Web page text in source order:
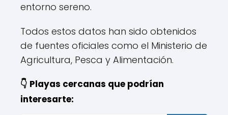
entorno sereno.
Todos estos datos han sido obtenidos
de fuentes oficiales como el Ministerio de
Agricultura, Pesca y Alimentación.
👇 Playas cercanas que podrían
interesarte: